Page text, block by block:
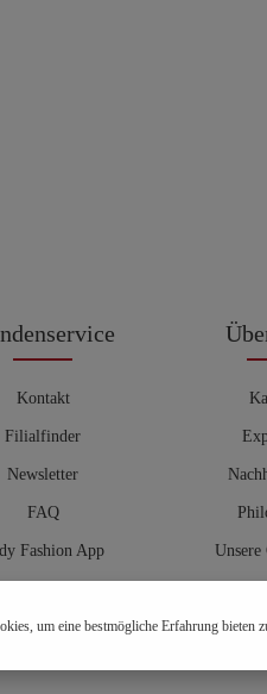
Kontakt
Filialfinder
Newsletter
FAQ
Fashion App
Hosenberater
Unsere
um eine bestmögliche Erfahrung bieten